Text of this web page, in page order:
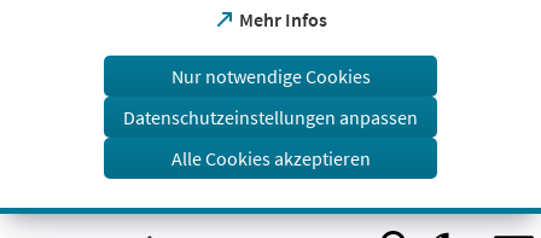
Visuelle
Mehr Infos
(Öffnet
einem
Tab)
Nur notwendige Cookies
Datenschutzeinstellungen anpassen
Alle Cookies akzeptieren